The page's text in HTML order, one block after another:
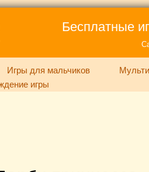
Бесплатные
Игры для мальчиков
игры